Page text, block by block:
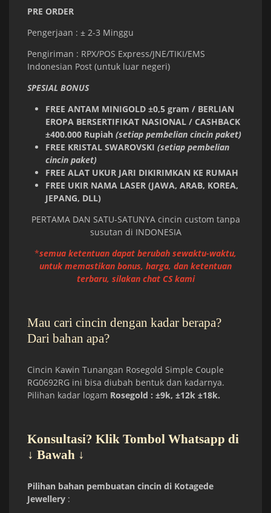
PRE ORDER
Pengerjaan : ± 2-3 Minggu
Pengiriman : RPX/POS Express/JNE/TIKI/EMS
Indonesian Post (untuk luar negeri)
SPESIAL BONUS
FREE ANTAM MINIGOLD ±0,5 gram / BERLIAN
EROPA BERSERTIFIKAT NASIONAL / CASHBACK
±400.000 Rupiah (setiap pembelian cincin paket)
FREE KRISTAL SWAROVSKI (setiap pembelian
cincin paket)
FREE ALAT UKUR JARI DIKIRIMKAN KE RUMAH
FREE UKIR NAMA LASER (JAWA, ARAB, KOREA,
JEPANG, DLL)
PERTAMA DAN SATU-SATUNYA cincin custom tanpa
susutan di INDONESIA
*semua ketentuan dapat berubah sewaktu-waktu,
untuk memastikan bonus, harga, dan ketentuan
terbaru, silakan chat CS kami
Mau cari cincin dengan kadar berapa?
Dari bahan apa?
Cincin Kawin Tunangan Rosegold Simple Couple
RG0692RG ini bisa diubah bentuk dan kadarnya.
Pilihan kadar logam Rosegold : ±9k, ±12k ±18k.
Konsultasi? Klik Tombol Whatsapp di
↓ Bawah ↓
Pilihan bahan pembuatan cincin di Kotagede
Jewellery :